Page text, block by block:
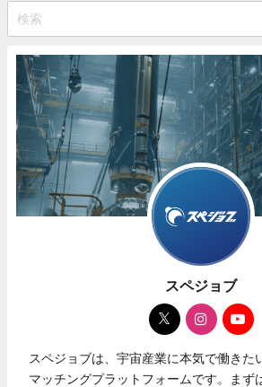
スペジョブ
スペジョブは、宇宙産業に本気で働きた
マッチングプラットフォームです。まず